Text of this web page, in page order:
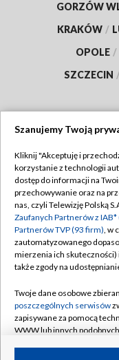
GORZÓW
KRAKÓW /
OPOLE /
SZCZECIN
Abonament TVP
Emisja w TVP
Centrum informacji
Naziemna
Rada Programowa
System NOS
Informacje o
Szanujemy Twoją
Kliknij "Akceptuję i
korzystanie z technologii
dostęp do informacji na
przechowywanie oraz na
nas, czyli Telewizję Polską
Zaufanych Partnerów z
Partnerów TVP (93 firm), w
zautomatyzowanego
mierzenia ich skuteczności)
także zgody na
Twoje dane osobowe
poszczególnych serwisów
zapisywane za pomocą
WWW lub innych